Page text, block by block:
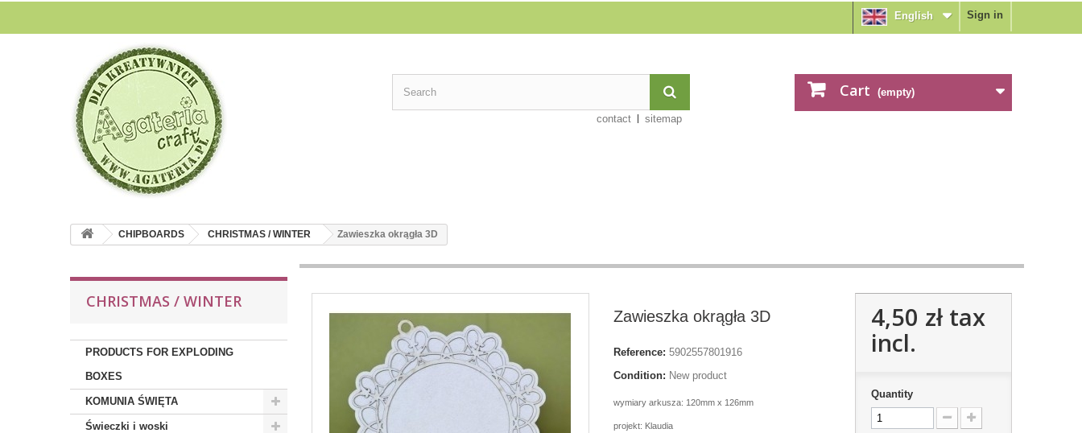
Sign in
English
Cart (empty)
contact sitemap
CHIPBOARDS CHRISTMAS / WINTER Zawieszka okrągła 3D
CHRISTMAS / WINTER
PRODUCTS FOR EXPLODING
BOXES
KOMUNIA ŚWIĘTA
Świeczki i woski
Zawieszka okrągła 3D
Reference: 5902557801916
Condition: New product
wymiary arkusza: 120mm x 126mm
projekt: Klaudia
4,50 złtax
incl.
Quantity